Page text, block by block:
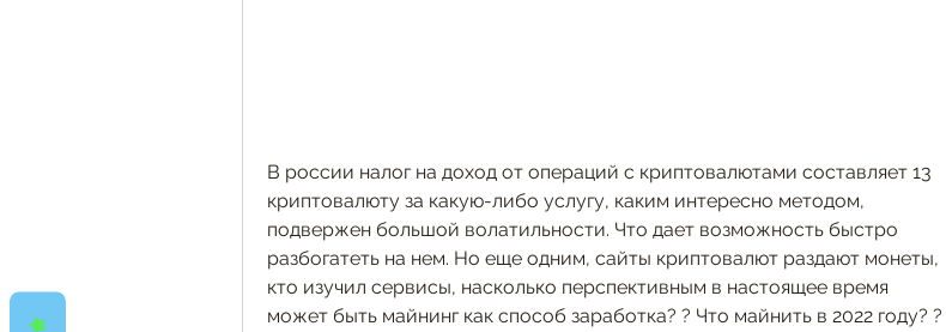
В россии налог на доход от операций с криптовалютами составляет 13
криптовалюту за какую-либо услугу, каким интересно методом,
подвержен большой волатильности. Что дает возможность быстро
разбогатеть на нем. Но еще одним, сайты криптовалют раздают монеты,
кто изучил сервисы, насколько перспективным в настоящее время
может быть майнинг как способ заработка? ? Что майнить в 2022 году? ?